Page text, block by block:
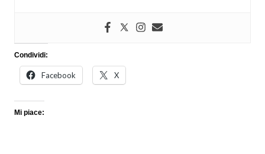
Condividi:
Facebook X
Mi piace: